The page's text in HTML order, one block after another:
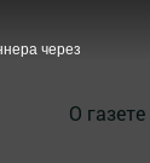
О газете
через